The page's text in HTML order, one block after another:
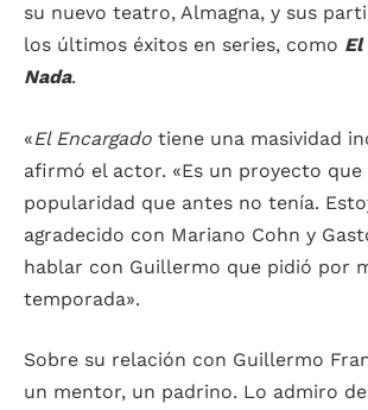
su nuevo teatro, Almagna, y sus
los últimos éxitos en series, como El
Nada.
«El Encargado tiene una masividad
afirmó el actor. «Es un proyecto que
popularidad que antes no tenía.
agradecido con Mariano Cohn y
hablar con Guillermo que pidió por
temporada».
Sobre su relación con Guillermo
un mentor, un padrino. Lo admiro